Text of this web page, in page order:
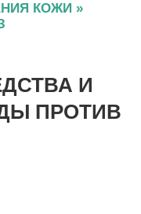
КОЖИ »
И
ПРОТИВ